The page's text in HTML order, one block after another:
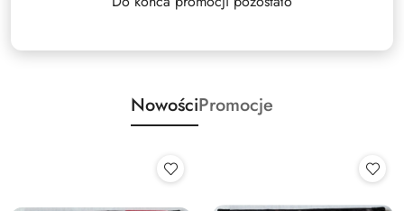
NowościPromocje